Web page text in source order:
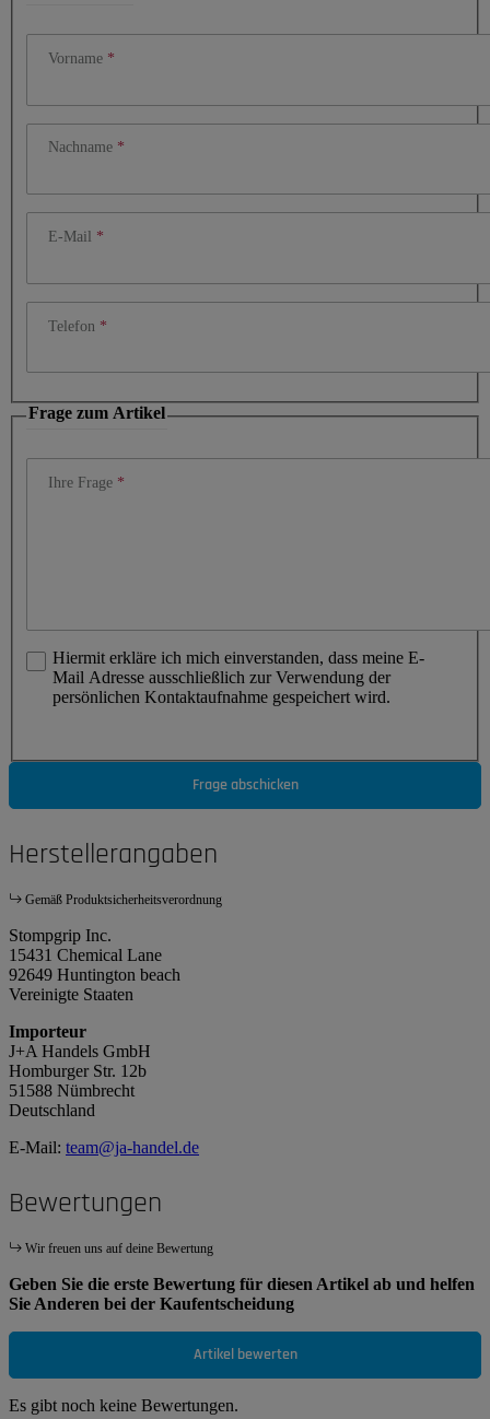
Vorname
Nachname
E-Mail
Telefon
Frage zum Artikel
Ihre Frage
Hiermit erkläre ich mich einverstanden, dass meine E-
Mail Adresse ausschließlich zur Verwendung der
persönlichen Kontaktaufnahme gespeichert wird.
Frage abschicken
Herstellerangaben
Gemäß Produktsicherheitsverordnung
Stompgrip Inc.
15431 Chemical Lane
92649 Huntington beach
Vereinigte Staaten
Importeur
J+A Handels GmbH
Homburger Str. 12b
51588 Nümbrecht
Deutschland
E-Mail: team@ja-handel.de
Bewertungen
Wir freuen uns auf deine Bewertung
Geben Sie die erste Bewertung für diesen Artikel ab und helfen
Sie Anderen bei der Kaufentscheidung
Artikel bewerten
Es gibt noch keine Bewertungen.